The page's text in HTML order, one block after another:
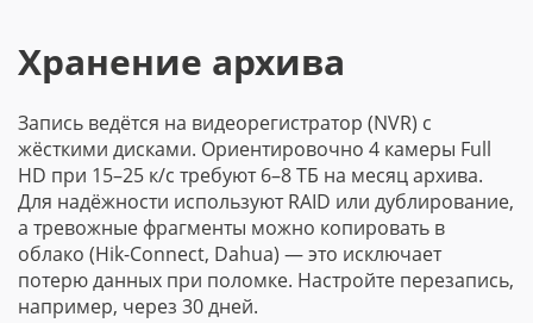
Хранение архива
Запись ведётся на видеорегистратор (NVR) с
жёсткими дисками. Ориентировочно 4 камеры Full
HD при 15–25 к/с требуют 6–8 ТБ на месяц архива.
Для надёжности используют RAID или дублирование,
а тревожные фрагменты можно копировать в
облако (Hik-Connect, Dahua) — это исключает
потерю данных при поломке. Настройте перезапись,
например, через 30 дней.